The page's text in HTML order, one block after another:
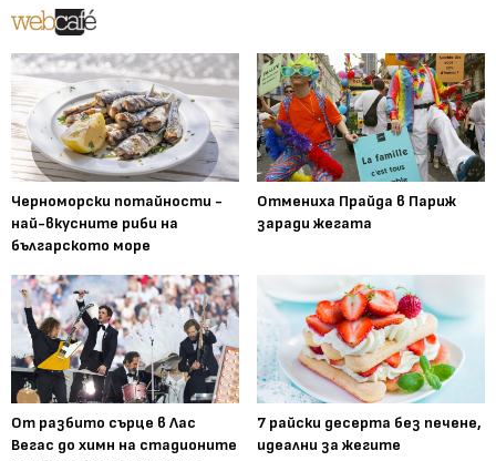
Черноморски потайности -
най-вкусните риби на
българското море
Отмениха Прайда в Париж
заради жегата
От разбито сърце в Лас
Вегас до химн на стадионите
7 райски десерта без печене,
идеални за жегите